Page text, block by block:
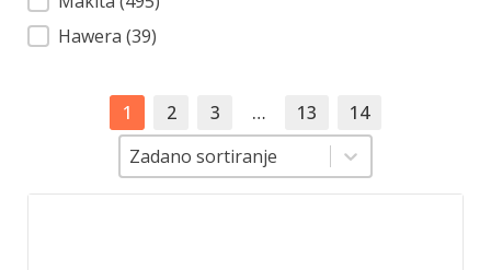
Hawera (39)
1 2 3 … 13
14
Sortiranje
Zadano sortiranje
Sortiranje